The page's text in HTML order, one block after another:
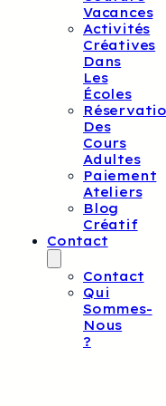
Vacances
Activités
Créatives
Dans
Les
Écoles
Des
Cours
Adultes
Paiement
Ateliers
Blog
Créatif
Contact
Contact
Qui
Sommes-
Nous
?